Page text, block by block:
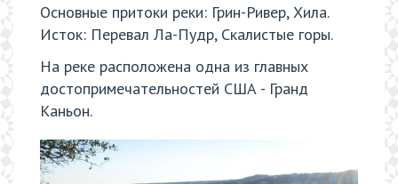
Основные притоки реки: Грин-Ривер, Хила.
Исток: Перевал Ла-Пудр, Скалистые горы.
На реке расположена одна из главных
достопримечательностей США - Гранд
Каньон.